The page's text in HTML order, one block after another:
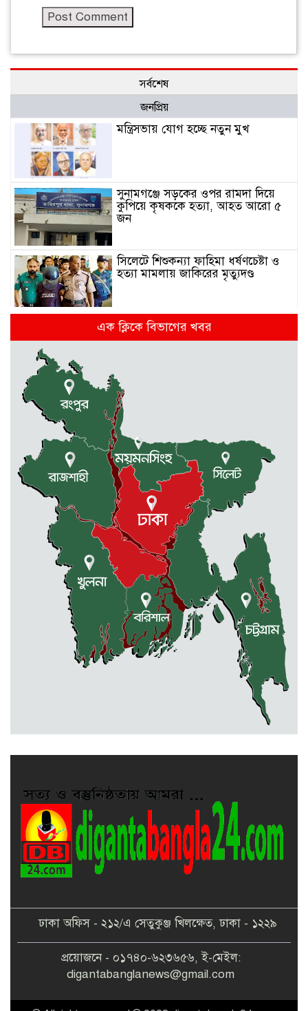
সর্বশেষ
জনপ্রিয়
মন্ত্রিসভায় যোগ হচ্ছে নতুন মুখ
সুনামগঞ্জে সড়কের ওপর রামদা দিয়ে
কুপিয়ে কৃষককে হত্যা, আহত আরো ৫
জন
সিলেটে শিশুকন্যা ফাহিমা ধর্ষণচেষ্টা ও
হত্যা মামলায় জাকিরের মৃত্যুদণ্ড
রাজশাহীতে স্কুলের ৬ তলা থেকে লাফ
দিয়ে শিক্ষার্থীর মৃত্যু
দুর্গাপুরে ৪০ বোতল ভারতীয় মদসহ
আটক ২
প্রথম শ্রেণিতে ভর্তি লটারিতে, পরীক্ষা হবে
দ্বিতীয় থেকে নবম শ্রেণি পর্যন্ত
দুর্গাপুরে ক্ষুদে শিক্ষার্থীদের মাঝে গাছের
চারা বিতরণ
ঢাকাসহ যেসব অঞ্চলে বজ্রবৃষ্টির আভাস
কলমাকান্দা-নেত্রকোনা আঞ্চলিক সড়কে
৫ শতাধিক গাছের চারা রোপণ
মেলান্দহে ব্র্যাকের স্বাস্থ্য ক্যাম্প পরিদর্শনে
এক ক্লিকে বিভাগের খবর
ঢাকা অফিস - ২১২/এ সেতুকুঞ্জ খিলক্ষেত, ঢাকা - ১২২৯
প্রয়োজনে - ০১৭৪০-৬২৩৬৫৬, ই-মেইল:
digantabanglanews@gmail.com